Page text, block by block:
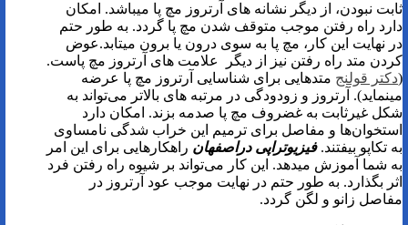
ثابت نبودن، از دیگر نشانه های آرتروز مچ پا میباشد. امکان
دارد راه رفتن موجب متوقف شدن مچ پا گردد. به طور حتم
در نهایت این کار، مچ پا به سوی درون یا برون میتابد.عوض
کردن متد راه رفتن نیز از دیگر علامت های آرتروز مچ پاست.
(دکتر قولنج متدهایی برای شناسایی آرتروز مچ پا عرضه
مینماید). آرتروز و زودودگی در مرتبه های بالاتر می‌تواند به
شکل غیرثابت به غضروف مچ پا صدمه بزند. امکان دارد
استخوان‌ها و مفاصل برای ترمیم این خراب شدگی نامساوی
به تکاپو بیفتند.فیزیوتراپی دراصفهان راهکارهایی برای این امر
به شما آموزش میدهد. این کار می‌تواند بر شیوه راه رفتن فرد
اثر بگذارد. به طور حتم در نهایت موجب عود آرتروز در
مفاصل زانو و لگن گردد.